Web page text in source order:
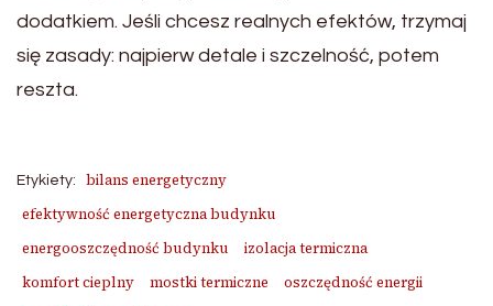
dodatkiem. Jeśli chcesz realnych efektów, trzymaj
się zasady: najpierw detale i szczelność, potem
reszta.
Etykiety:
bilans energetyczny
efektywność energetyczna budynku
energooszczędność budynku
izolacja termiczna
komfort cieplny
mostki termiczne
oszczędność energii